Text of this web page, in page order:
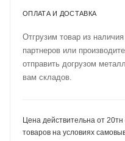
ОПЛАТА И ДОСТАВКА
Отгрузим товар из
партнеров или
отправить догрузом
вам складов.
Цена действительна от
товаров на условиях